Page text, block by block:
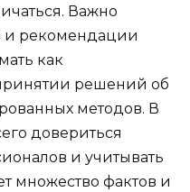
Важно
и рекомендации
как
решений об
методов. В
довериться
и учитывать
множество фактов и